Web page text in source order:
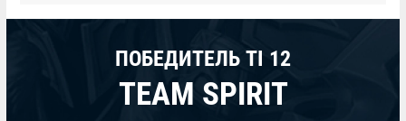
ПОБЕДИТЕЛЬ TI 12
TEAM SPIRIT